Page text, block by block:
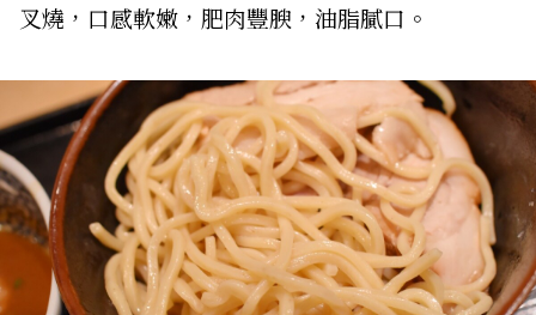
叉燒，口感軟嫩，肥肉豐腴，油脂膩口。